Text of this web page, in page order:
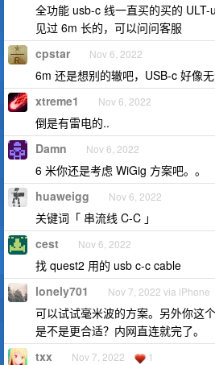
全功能 usb-c 线一直买的买的
见过 6m 长的，可以问问客服
cpstar Nov 6, 2022
6m 还是想别的辙吧，USB-c 好像无
xtreme1 Nov 6, 2022
倒是有雷电的..
Damn Nov 6, 2022
6 米你还是考虑 WiGig 方案吧。。
huaweigg Nov 6, 2022
关键词「 串流线 C-C 」
cest Nov 6, 2022
找 quest2 用的 usb c-c cable
lonely701 Nov 7, 2022 via iPhone
可以试试毫米波的方案。另外你这
是不是更合适？内网直连就完了。
txx Nov 7, 2022 1